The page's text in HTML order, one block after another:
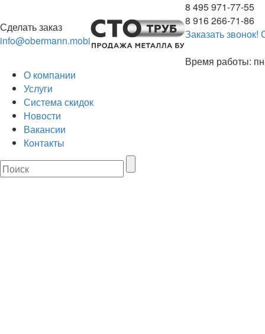
Сделать заказ
info@obermann.mobi
8 495 971-77-55
8 916 266-71-86
Заказать звонок!
Время работы:
О компании
Услуги
Система скидок
Новости
Вакансии
Контакты